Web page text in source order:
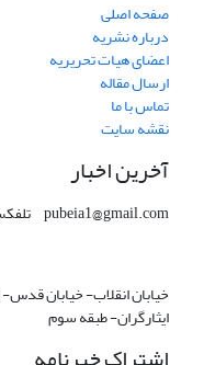
صفحه اصلی
درباره نشریه
اعضای هیات تحریریه
ارسال مقاله
تماس با ما
نقشه سایت
آخرین اخبار
pubeia1@gmail.com تلفکس انجمن: 66950848- 021
ایثارگران- طبقه سوم